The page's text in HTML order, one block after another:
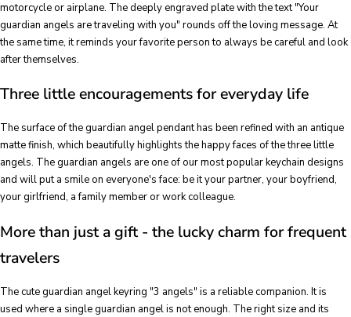
motorcycle or airplane. The deeply engraved plate with the text "Your
guardian angels are traveling with you" rounds off the loving message. At
the same time, it reminds your favorite person to always be careful and look
after themselves.
Three little encouragements for everyday life
The surface of the guardian angel pendant has been refined with an antique
matte finish, which beautifully highlights the happy faces of the three little
angels. The guardian angels are one of our most popular keychain designs
and will put a smile on everyone's face: be it your partner, your boyfriend,
your girlfriend, a family member or work colleague.
More than just a gift - the lucky charm for frequent
travelers
The cute guardian angel keyring "3 angels" is a reliable companion. It is
used where a single guardian angel is not enough. The right size and its